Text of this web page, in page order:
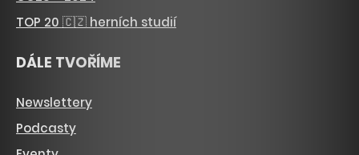
TOP 20 🇨🇿 herních studií
DÁLE TVOŘÍME
Newslettery
Podcasty